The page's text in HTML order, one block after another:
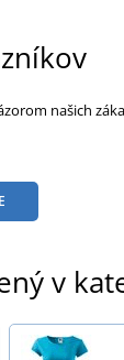
našich
v